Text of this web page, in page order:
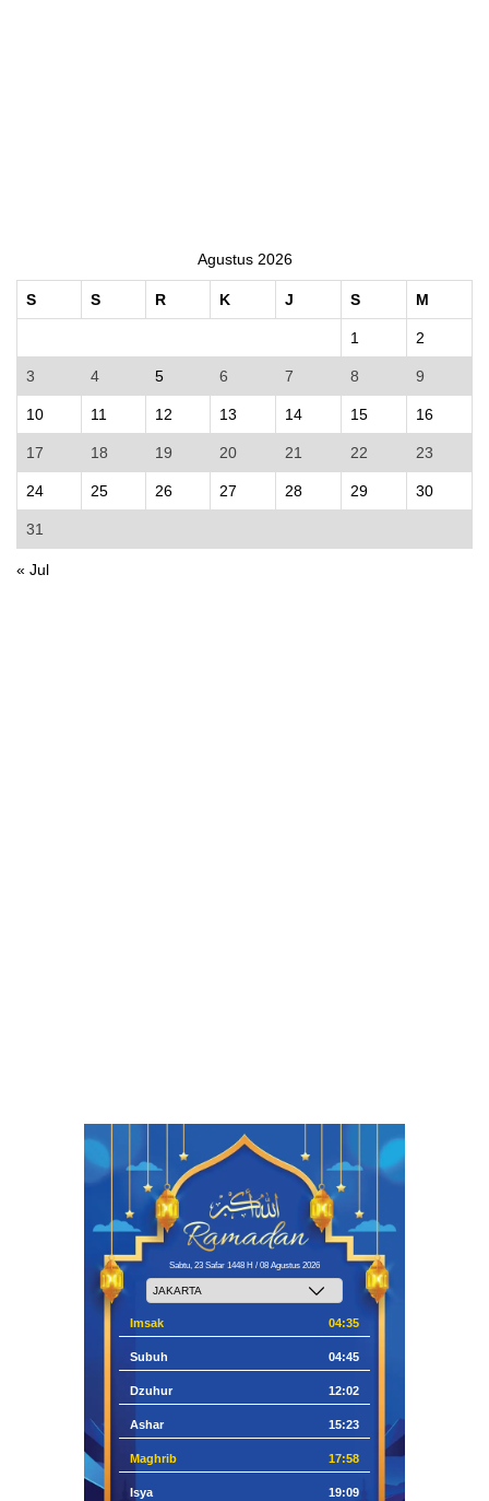
Agustus 2026
S S R K J S M
1 2
3 4 5 6 7 8 9
10 11 12 13 14 15 16
17 18 19 20 21 22 23
24 25 26 27 28 29 30
31
« Jul
Sabtu, 23 Safar 1448 H / 08 Agustus 2026
Imsak 04:35
Subuh 04:45
Dzuhur 12:02
Ashar 15:23
Maghrib 17:58
Isya 19:09